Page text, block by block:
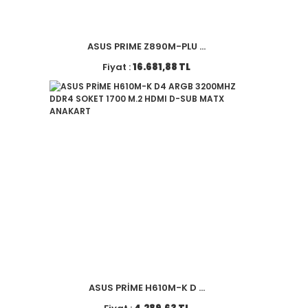
ASUS PRIME Z890M-PLU ...
Fiyat :16.681,88 TL
ASUS PRİME H610M-K D ...